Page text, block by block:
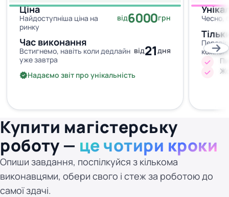
Ціна
Найдоступніша ціна на
ринку
від6000грн
Час виконання
Встигнемо, навіть коли дедлайн
уже завтра
від21дня
Надаємо звіт про унікальність
Чесно,
Купити магістерську
роботу — це чотири кроки
Опиши завдання, поспілкуйся з кількома
виконавцями, обери свого і стеж за роботою до
самої здачі.